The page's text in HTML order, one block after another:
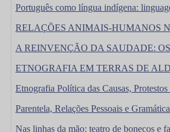
Português como língua indígena:
RELAÇÕES ANIMAIS-HUMANOS
A REINVENÇÃO DA SAUDADE:
ETNOGRAFIA EM TERRAS DE
Etnografia Política das Causas,
Parentela, Relações Pessoais e
Nas linhas da mão: teatro de bonecos e